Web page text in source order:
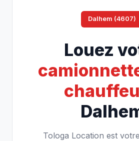
Dalhem (4607)
Louez
Tologa Location est